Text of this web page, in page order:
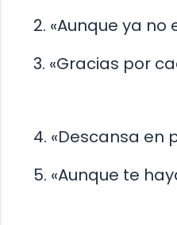
2. «Aunque ya
3. «Gracias por
4. «Descansa en
5. «Aunque te